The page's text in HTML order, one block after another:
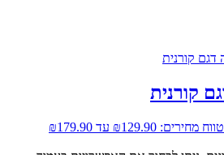
קורנית
טווח מחירים: ⁦₪129.90⁩ עד ⁦₪179.90⁩